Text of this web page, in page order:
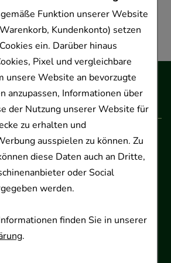
Funktion unserer Website
Kundenkonto) setzen
ein. Darüber hinaus
Pixel und vergleichbare
unsere Website an bevorzugte
anzupassen, Informationen über
der Nutzung unserer Website für
zu erhalten und
ausspielen zu können. Zu
diese Daten auch an Dritte,
oder Social
werden.
finden Sie in unserer
.